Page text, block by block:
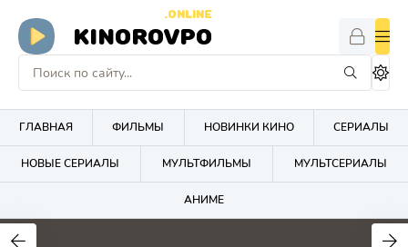
KINOROVPO
.ONLINE
ГЛАВНАЯ ФИЛЬМЫ НОВИНКИ КИНО СЕРИАЛЫ
НОВЫЕ СЕРИАЛЫ МУЛЬТФИЛЬМЫ МУЛЬТСЕРИАЛЫ
АНИМЕ